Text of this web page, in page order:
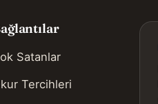
Satanlar
Tercihleri